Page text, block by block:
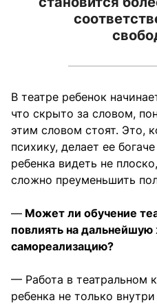
В театре ребенок
что скрыто за словом,
этим словом стоят. Это,
психику, делает ее
ребенка видеть не
сложно преуменьшить
— Может ли обучение
повлиять на дальнейшую
самореализацию?
— Работа в театральном
ребенка не только